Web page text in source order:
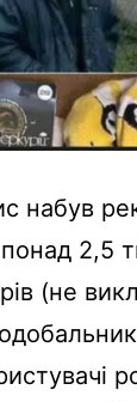
набув
2,5
(не